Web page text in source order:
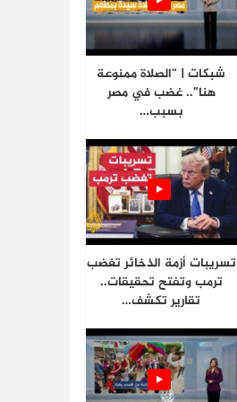
شبكات | “الصلاة ممنوعة
هنا”.. غضب في مصر
بسبب…
تسريبات أزمة الذخائر تغضب
ترمب وتفتح تحقيقات..
تقارير تكشف…